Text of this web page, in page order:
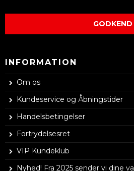
GODKEND
INFORMATION
Om os
Kundeservice og Åbningstider
Handelsbetingelser
Fortrydelsesret
VIP Kundeklub
Nyhed! Fra 2025 sender vi dine